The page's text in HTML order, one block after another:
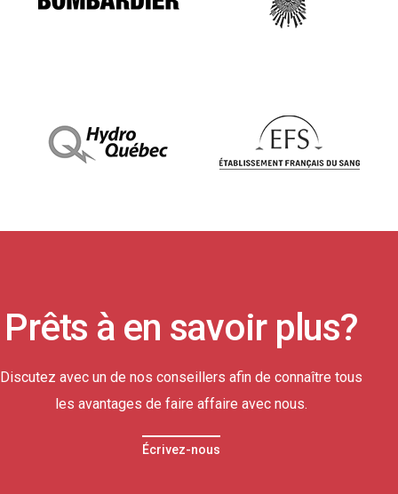
Prêts à en savoir plus?
Discutez avec un de nos conseillers afin de connaître tous
les avantages de faire affaire avec nous.
Écrivez-nous